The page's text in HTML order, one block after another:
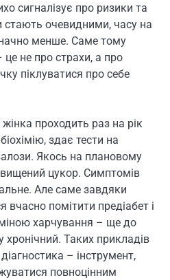
сигналізує про ризики та
очевидними, часу на
менше. Саме тому
не про страхи, а про
піклуватися про себе
проходить раз на рік
здає тести на
Якось на плановому
цукор. Симптомів
Але саме завдяки
вчасно помітити предіабет і
харчування – ще до
хронічний. Таких прикладів
– інструмент,
повноцінним